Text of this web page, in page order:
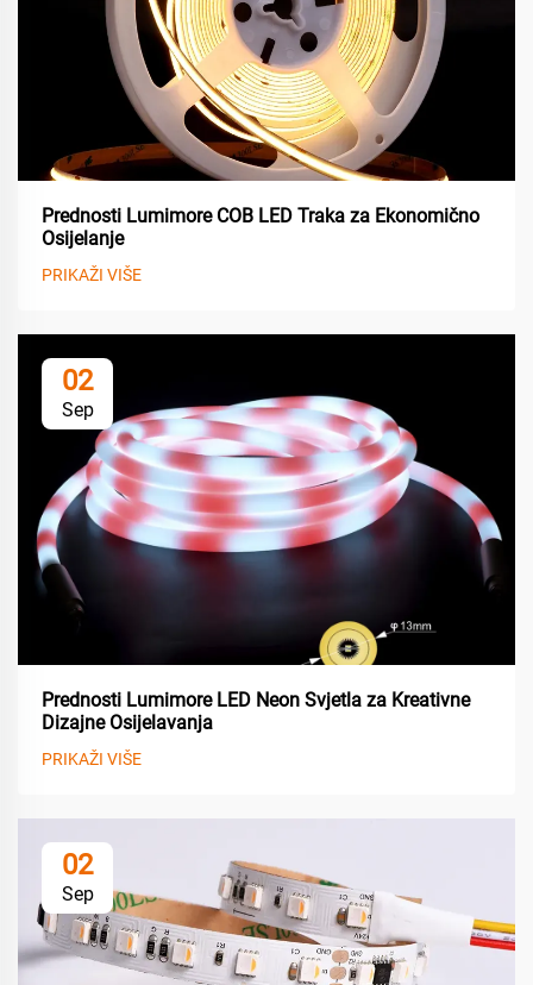
Prednosti Lumimore COB LED Traka za Ekonomično
Osijelanje
PRIKAŽI VIŠE
02
Sep
Prednosti Lumimore LED Neon Svjetla za Kreativne
Dizajne Osijelavanja
PRIKAŽI VIŠE
02
Sep